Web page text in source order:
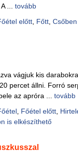
... tovább
előtt, Főtt,
vágjuk kis
percet állni. Forró
az apróra ... tovább
, Főétel előtt,
is elkészíthető